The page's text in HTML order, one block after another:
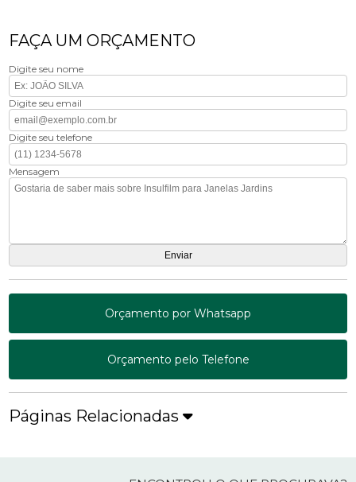
FAÇA UM ORÇAMENTO
Digite seu nome
Digite seu email
Digite seu telefone
Mensagem
Orçamento por Whatsapp
Orçamento pelo Telefone
Páginas Relacionadas